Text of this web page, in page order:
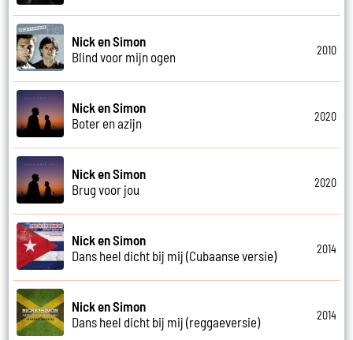
Nick en Simon
Blind voor mijn ogen
2010
Nick en Simon
Boter en azijn
2020
Nick en Simon
Brug voor jou
2020
Nick en Simon
Dans heel dicht bij mij (Cubaanse versie)
2014
Nick en Simon
Dans heel dicht bij mij (reggaeversie)
2014